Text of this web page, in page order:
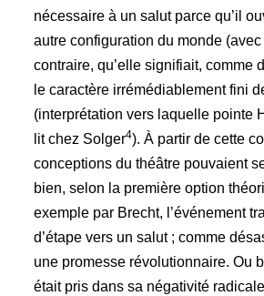
nécessaire à un salut parce qu’il
autre configuration du monde
contraire, qu’elle signifiait, comme
le caractère irrémédiablement fini
(interprétation vers laquelle pointe
lit chez Solger4). À partir de cette
conceptions du théâtre pouvaient
bien, selon la première option
exemple par Brecht, l’événement
d’étape vers un salut ; comme
une promesse révolutionnaire. Ou
était pris dans sa négativité